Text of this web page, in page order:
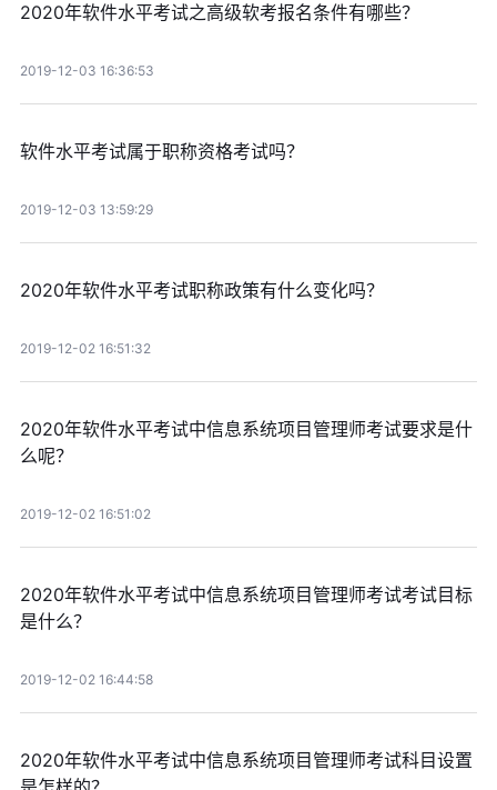
2020年软件水平考试之高级软考报名条件有哪些？
2019-12-03 16:36:53
软件水平考试属于职称资格考试吗？
2019-12-03 13:59:29
2020年软件水平考试职称政策有什么变化吗？
2019-12-02 16:51:32
2020年软件水平考试中信息系统项目管理师考试要求是什
么呢？
2019-12-02 16:51:02
2020年软件水平考试中信息系统项目管理师考试考试目标
是什么？
2019-12-02 16:44:58
2020年软件水平考试中信息系统项目管理师考试科目设置